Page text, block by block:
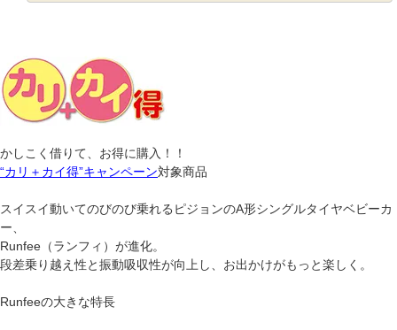
かしこく借りて、お得に購入！！
“カリ＋カイ得”キャンペーン対象商品
スイスイ動いてのびのび乗れるピジョンのA形シングルタイヤベビーカ
ー、
Runfee（ランフィ）が進化。
段差乗り越え性と振動吸収性が向上し、お出かけがもっと楽しく。
Runfeeの大きな特長